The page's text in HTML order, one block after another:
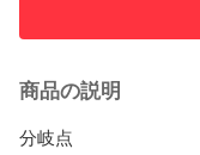
商品の説明
分岐点